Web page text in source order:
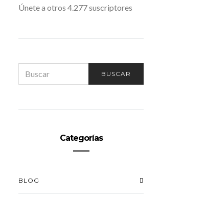
Únete a otros 4.277 suscriptores
FOR:
BUSCAR
Categorías
BLOG